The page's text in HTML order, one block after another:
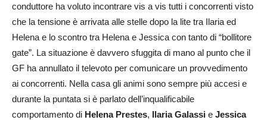
conduttore ha voluto incontrare vis a vis tutti i concorrenti visto
che la tensione è arrivata alle stelle dopo la lite tra Ilaria ed
Helena e lo scontro tra Helena e Jessica con tanto di “bollitore
gate”. La situazione è davvero sfuggita di mano al punto che il
GF ha annullato il televoto per comunicare un provvedimento
ai concorrenti. Nella casa gli animi sono sempre più accesi e
durante la puntata si è parlato dell’inqualificabile
comportamento di Helena Prestes, Ilaria Galassi e Jessica